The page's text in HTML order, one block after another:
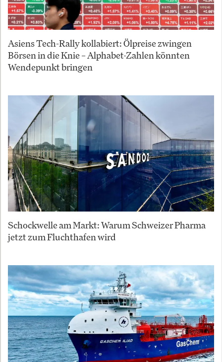
Asiens Tech-Rally kollabiert: Ölpreise zwingen
Börsen in die Knie – Alphabet-Zahlen könnten
Wendepunkt bringen
Schockwelle am Markt: Warum Schweizer Pharma
jetzt zum Fluchthafen wird